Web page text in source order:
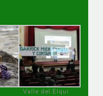
Valle del Elqui